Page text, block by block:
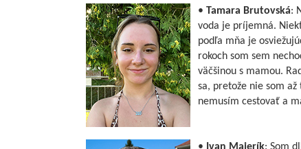
• Tamara Brutovská:
voda je príjemná.
podľa mňa je
rokoch som sem
väčšinou s mamou.
sa, pretože nie som
nemusím cestovať a